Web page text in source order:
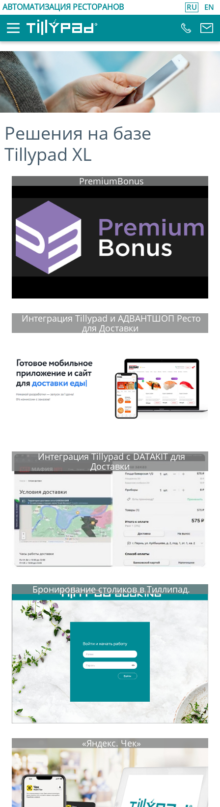
АВТОМАТИЗАЦИЯ РЕСТОРАНОВ EN
RU
Решения на базе
Tillypad XL
PremiumBonus
Интеграция Tillypad и АДВАНТШОП Ресто
для Доставки
Интеграция Tillypad c DATAKIT для
Доставки
Бронирование столиков в Тиллипад.
«Яндекс. Чек»